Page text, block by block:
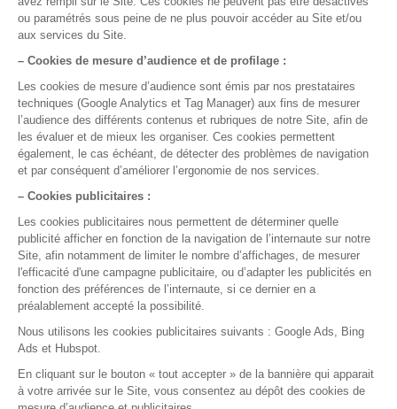
La gestion médicale,
Nos rubriques
Semaine de Formation
Assistance et sécurité des données
Bien démarrer avec DrSanté
Facturer et suivre ma comptabilité
Gérer mon agenda et mes rendez-vous
Me former en 5 minutes par jour
Optimiser mon usage de DrSanté
Réaliser mes consultations
Nos fonctionnalités
Agenda
Comptabilité
Dossier de Consultation
Espace MSP
Facturation & FSE